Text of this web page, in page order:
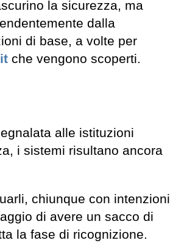
la sicurezza, ma
dalla
di base, a volte per
che vengono scoperti.
alle istituzioni
i sistemi risultano ancora
chiunque con intenzioni
di avere un sacco di
la fase di ricognizione.